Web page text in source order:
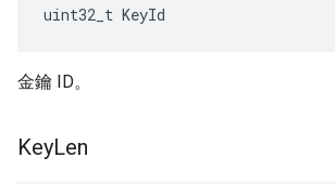
uint32_t KeyId
金鑰 ID。
KeyLen